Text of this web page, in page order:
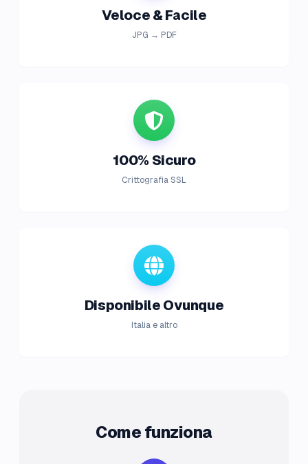
Veloce & Facile
JPG → PDF
100% Sicuro
Crittografia SSL
Disponibile Ovunque
Italia e altro
Come funziona